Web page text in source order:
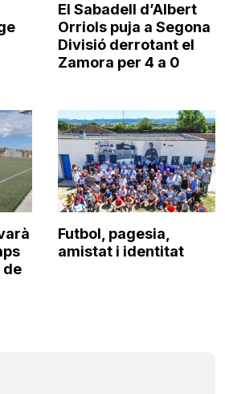
El Sabadell d’Albert
Orriols puja a Segona
Divisió derrotant el
Zamora per 4 a 0
de
Futbol, pagesia,
amistat i identitat